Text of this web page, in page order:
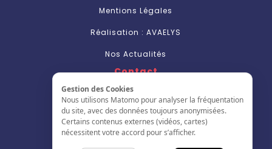
Gestion des Cookies
Nous utilisons Matomo pour analyser la fréquentation
du site, avec des données toujours anonymisées.
Certains contenus externes (vidéos, cartes)
nécessitent votre accord pour s’afficher.
Mentions Légales
Réalisation : AVAELYS
Nos Actualités
Contact
Nous Contacter
S'inscrire
L'annuaire